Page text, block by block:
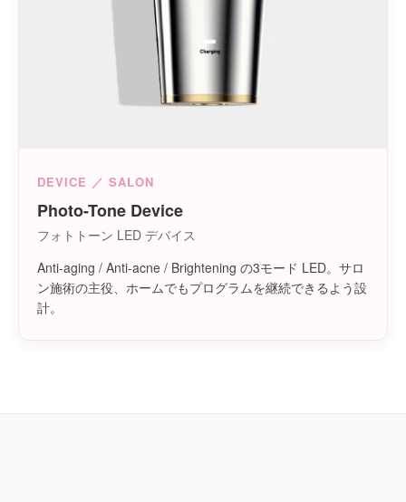
DEVICE ／ SALON
Photo-Tone Device
フォトトーン LED デバイス
Anti-aging / Anti-acne / Brightening の3モード LED。サロ
ン施術の主役、ホームでもプログラムを継続できるよう設
計。